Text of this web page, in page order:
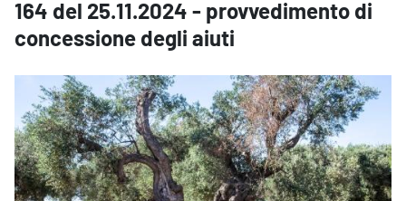
164 del 25.11.2024 - provvedimento di
concessione degli aiuti